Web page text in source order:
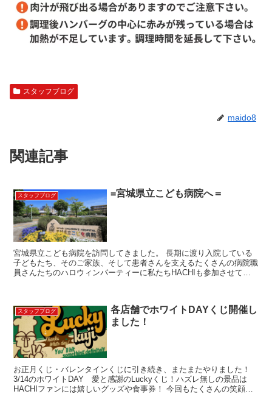
スタッフブログ
maido8
関連記事
スタッフブログ =宮城県立こども病院へ＝
宮城県立こども病院を訪問してきました。 長期に渡り入院している
子どもたち、そのご家族、そして患者さんを支えるたくさんの病院職
員さんたちのハロウィンパーティーに私たちHACHIも参加させてい
スタッフブログ
各店舗でホワイトDAYくじ開催し
ました！
お正月くじ・バレンタインくじに引き続き、またまたやりました！
3/14のホワイトDAY 愛と感謝のLuckyくじ！ハズレ無しの景品は
HACHIファンには嬉しいグッズや食事券！ 今回もたくさんの笑顔に